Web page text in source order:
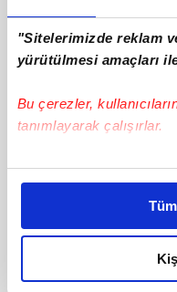
"Sitelerimizde reklam
yürütülmesi amaçları
Bu çerezler,
tanımlayarak çalışırlar.
Bu çerezlere izin
daha iyi reklam
amacımızın size daha
olduğunu ve sizlere en
elimizden gelen çabayı